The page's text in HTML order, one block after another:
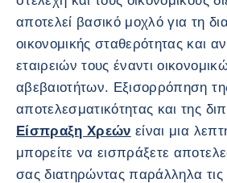
αποτελεί βασικό μοχλό για τη
οικονομικής σταθερότητας και
εταιρειών τους έναντι
αβεβαιοτήτων. Εξισορρόπηση
αποτελεσματικότητας και της
Είσπραξη Χρεών είναι μια
μπορείτε να εισπράξετε
σας διατηρώντας παράλληλα τις